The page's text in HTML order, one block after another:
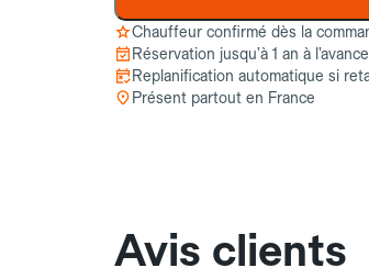
Chauffeur confirmé dès la
Réservation jusqu’à 1 an à l’avance
Replanification automatique si
Présent partout en France
Avis clients